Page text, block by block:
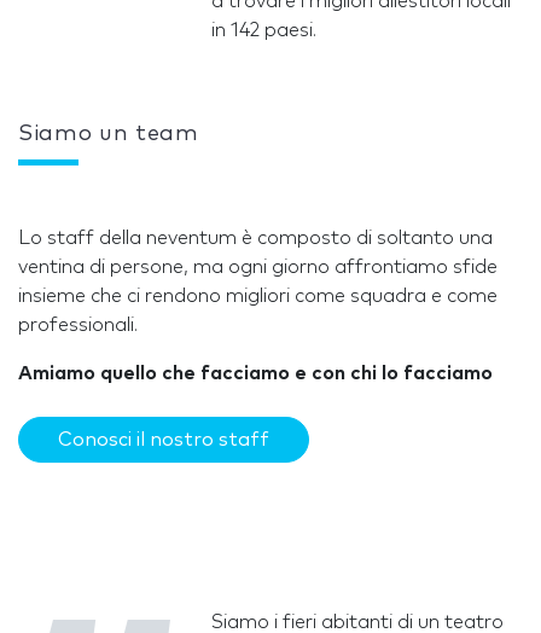
in 142 paesi.
Siamo un team
Lo staff della neventum è composto di soltanto una
ventina di persone, ma ogni giorno affrontiamo sfide
insieme che ci rendono migliori come squadra e come
professionali.
Amiamo quello che facciamo e con chi lo facciamo
Conosci il nostro staff
Siamo i fieri abitanti di un teatro